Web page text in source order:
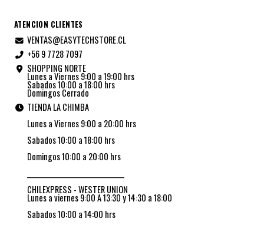
ATENCION CLIENTES
VENTAS@EASYTECHSTORE.CL
+56 9 7728 7097
SHOPPING NORTE
Lunes a Viernes 9:00 a 19:00 hrs
Sabados 10:00 a 18:00 hrs
Domingos Cerrado
TIENDA LA CHIMBA
Lunes a Viernes 9:00 a 20:00 hrs
Sabados 10:00 a 18:00 hrs
Domingos 10:00 a 20:00 hrs
CHILEXPRESS - WESTER UNION
Lunes a viernes 9:00 A 13:30 y 14:30 a 18:00
Sabados 10:00 a 14:00 hrs